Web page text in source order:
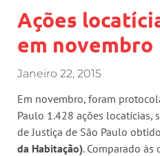
Ações
em novembro
Janeiro 22, 2015
Em novembro, foram
Paulo 1.428 ações locatícias,
de Justiça de São Paulo
da Habitação). Comparado